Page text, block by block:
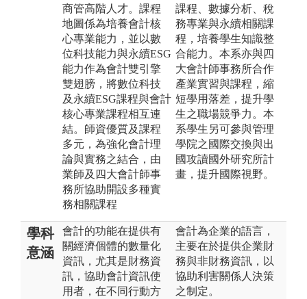
商管高階人才。課程
地圖係為培養會計核
心專業能力，並以數
位科技能力與永續ESG
能力作為會計雙引擎
雙翅膀，將數位科技
及永續ESG課程與會計
核心專業課程相互連
結。師資優質及課程
多元，為強化會計理
論與實務之結合，由
業師及四大會計師事
務所協助開設多種實
務相關課程
課程、數據分析、稅
務專業與永續相關課
程，培養學生知識整
合能力。本系亦與四
大會計師事務所合作
產業實習與課程，縮
短學用落差，提升學
生之職場競爭力。本
系學生另可參與管理
學院之國際交換與出
國攻讀國外研究所計
畫，提升國際視野。
學科
意涵
會計的功能在提供有
關經濟個體的數量化
資訊，尤其是財務資
訊，協助會計資訊使
用者，在不同行動方
會計為企業的語言，
主要在於提供企業財
務與非財務資訊，以
協助利害關係人決策
之制定。